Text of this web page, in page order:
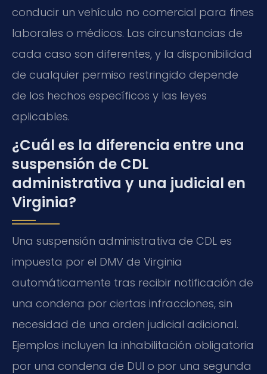
conducir un vehículo no comercial para fines
laborales o médicos. Las circunstancias de
cada caso son diferentes, y la disponibilidad
de cualquier permiso restringido depende
de los hechos específicos y las leyes
aplicables.
¿Cuál es la diferencia entre una
suspensión de CDL
administrativa y una judicial en
Virginia?
Una suspensión administrativa de CDL es
impuesta por el DMV de Virginia
automáticamente tras recibir notificación de
una condena por ciertas infracciones, sin
necesidad de una orden judicial adicional.
Ejemplos incluyen la inhabilitación obligatoria
por una condena de DUI o por una segunda